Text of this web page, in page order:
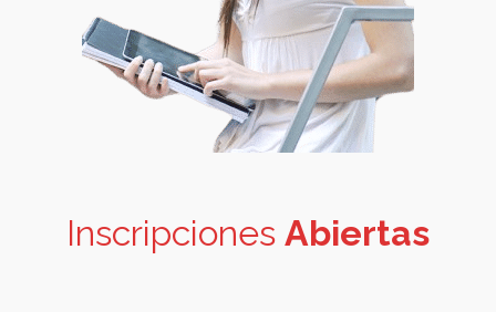
Inscripciones Abiertas